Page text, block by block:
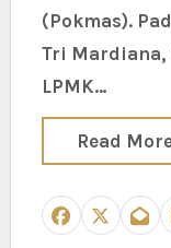
(Pokmas).
Tri Mardiana,
LPMK…
Read